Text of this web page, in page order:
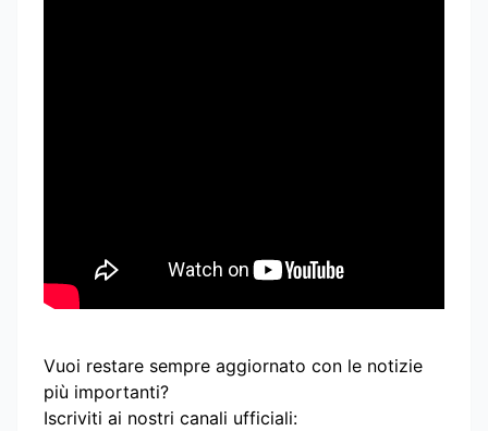
Vuoi restare sempre aggiornato con le notizie
più importanti?
Iscriviti ai nostri canali ufficiali: